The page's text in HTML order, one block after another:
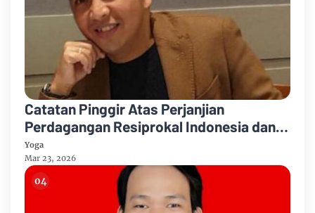
Catatan Pinggir Atas Perjanjian
Perdagangan Resiprokal Indonesia dan
Amerika Serikat
Yoga
Mar 23, 2026